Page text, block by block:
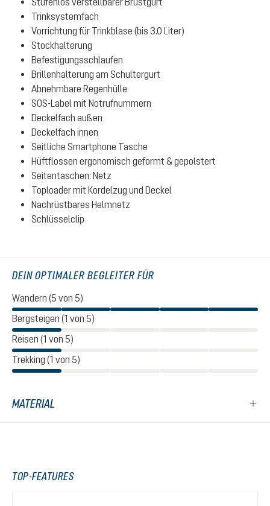
Trinksystemfach
Vorrichtung für Trinkblase (bis 3.0 Liter)
Stockhalterung
Befestigungsschlaufen
Brillenhalterung am Schultergurt
Abnehmbare Regenhülle
SOS-Label mit Notrufnummern
Deckelfach außen
Deckelfach innen
Seitliche Smartphone Tasche
Hüftflossen ergonomisch geformt & gepolstert
Seitentaschen: Netz
Toploader mit Kordelzug und Deckel
Nachrüstbares Helmnetz
Schlüsselclip
DEIN OPTIMALER BEGLEITER FÜR
Wandern (5 von 5)
Bergsteigen (1 von 5)
Reisen (1 von 5)
Trekking (1 von 5)
MATERIAL
TOP-FEATURES